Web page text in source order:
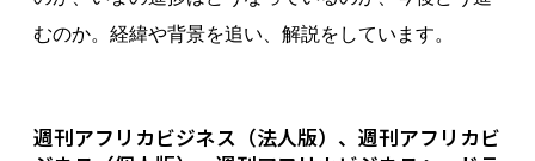
むのか。経緯や背景を追い、解説をしています。
週刊アフリカビジネス（法人版）、週刊アフリカビ